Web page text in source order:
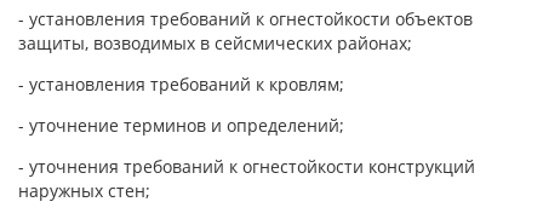
- установления требований к огнестойкости объектов
защиты, возводимых в сейсмических районах;
- установления требований к кровлям;
- уточнение терминов и определений;
- уточнения требований к огнестойкости конструкций
наружных стен;